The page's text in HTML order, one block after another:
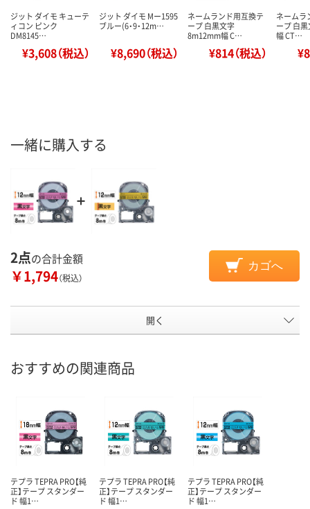
ジット ダイモ キューテ
ィコン ピンク
DM8145…
¥3,608（税込）
ジット ダイモ Mー1595
ブルー(6・9・12m…
¥8,690（税込）
ネームランド用互換テ
ープ 白黒文字
8m12mm幅 C…
¥814（税込）
ネームラ
ープ 白
幅 CT…
一緒に購入する
2点の合計金額
￥1,794（税込）
カゴへ
開く
おすすめの関連商品
テプラ TEPRA PRO【純
正】テープ スタンダー
ド 幅1…
テプラ TEPRA PRO【純
正】テープ スタンダー
ド 幅1…
テプラ TEPRA PRO【純
正】テープ スタンダー
ド 幅1…